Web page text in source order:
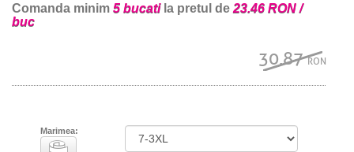
Comanda minim 5 bucatila pretul de 23.46 RON /
buc
30.87RON
Marimea: